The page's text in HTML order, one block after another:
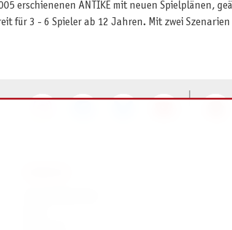
erschienenen ANTIKE mit neuen Spielplänen,
für 3 - 6 Spieler ab 12 Jahren. Mit zwei